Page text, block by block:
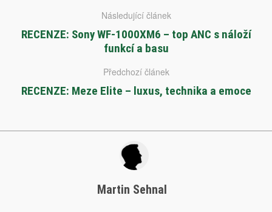
Následující článek
RECENZE: Sony WF-1000XM6 – top ANC s náloží
funkcí a basu
Předchozí článek
RECENZE: Meze Elite – luxus, technika a emoce
Martin Sehnal